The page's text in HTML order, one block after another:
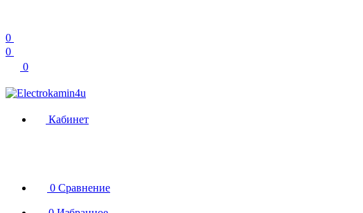
0
0
0
Кабинет
0 Сравнение